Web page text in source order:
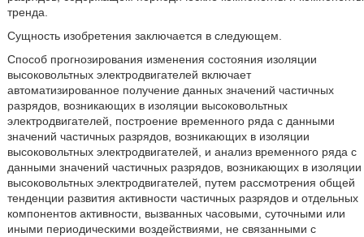
тренда.
Сущность изобретения заключается в следующем.
Способ прогнозирования изменения состояния изоляции
высоковольтных электродвигателей включает
автоматизированное получение данных значений частичных
разрядов, возникающих в изоляции высоковольтных
электродвигателей, построение временного ряда с данными
значений частичных разрядов, возникающих в изоляции
высоковольтных электродвигателей, и анализ временного ряда с
данными значений частичных разрядов, возникающих в изоляции
высоковольтных электродвигателей, путем рассмотрения общей
тенденции развития активности частичных разрядов и отдельных
компонентов активности, вызванных часовыми, суточными или
иными периодическими воздействиями, не связанными с